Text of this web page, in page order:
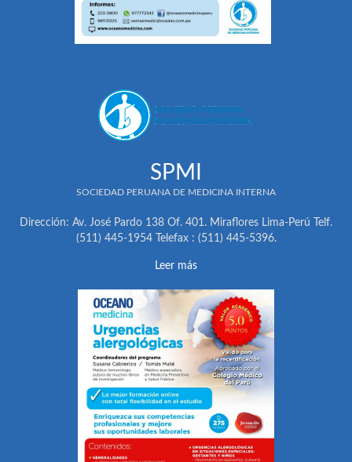
SPMI
SOCIEDAD PERUANA DE MEDICINA INTERNA
Dirección: Av. José Pardo 138 Of. 401. Miraflores Lima-Perú Telf.
(511) 445-1954 Telefax : (511) 445-5396.
Leer más